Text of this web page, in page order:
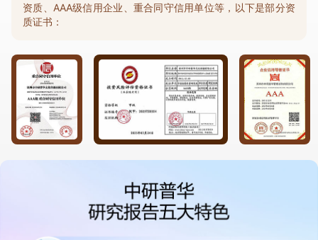
资质、AAA级信用企业、重合同守信用单位等，以下是部分资
质证书：